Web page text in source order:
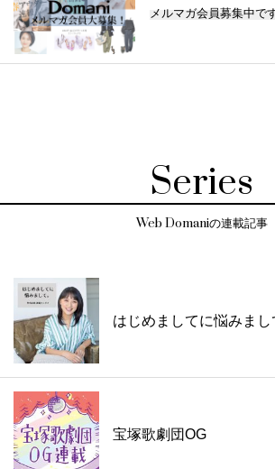
メルマガ会員募集中で
Series
Web Domaniの連載記事
はじめましてに悩みまし
宝塚歌劇団OG